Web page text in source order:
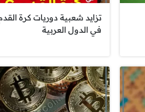
تزايد شعبية دوريات كرة
في الدول العربية